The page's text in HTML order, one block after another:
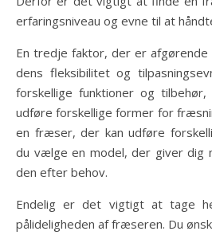
erfaringsniveau og evne til at
En tredje faktor, der er
dens fleksibilitet og
forskellige funktioner og
udføre forskellige former for
en fræser, der kan udføre
du vælge en model, der giver dig
den efter behov.
Endelig er det vigtigt at tage
pålideligheden af ​​fræseren. Du